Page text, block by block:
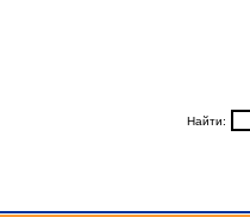
Найти: